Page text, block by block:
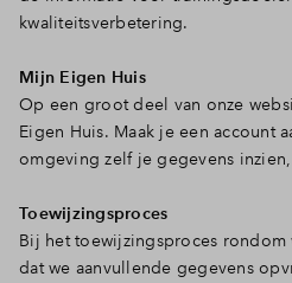
kwaliteitsverbetering.
Mijn Eigen Huis
Op een groot deel van onze
Eigen Huis. Maak je een account
omgeving zelf je gegevens
Toewijzingsproces
Bij het toewijzingsproces
dat we aanvullende gegevens